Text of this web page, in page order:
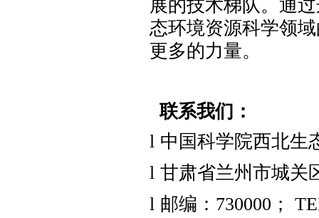
展的技术梯队。通
态环境资源科学领
更多的力量。
联系我们：
l 中国科学院西北生
l 甘肃省兰州市城关
l 邮编： 730000 ；